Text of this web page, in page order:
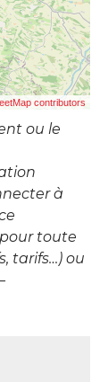
contributors
ou le
à
toute
tarifs…) ou